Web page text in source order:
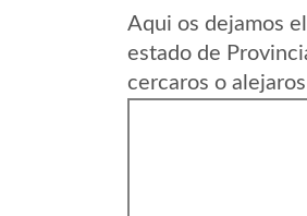
Aqui os dejamos
estado de
cercaros o